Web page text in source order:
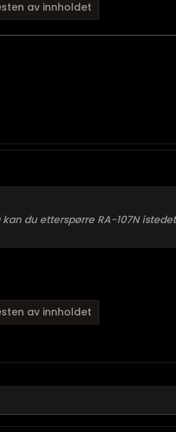
av innholdet
du etterspørre RA-107N
av innholdet